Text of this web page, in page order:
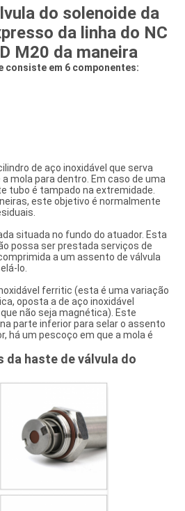
do solenoide da
da linha do NC
M20 da maneira
consiste em 6 componentes:
de aço inoxidável que serva
mola para dentro. Em caso de uma
tubo é tampado na extremidade.
este objetivo é normalmente
situada no fundo do atuador. Esta
possa ser prestada serviços de
a um assento de válvula
lo.
ferritic (esta é uma variação
oposta a de aço inoxidável
não seja magnética). Este
parte inferior para selar o assento
há um pescoço em que a mola é
da haste de válvula do